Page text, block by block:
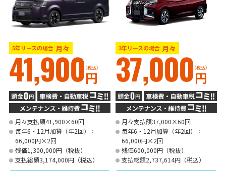
5年リースの場合 月々
41,900円
（税込）
月々支払額41,900×60回
毎年6・12月加算（年2回）：
66,000円×2回
残価1,300,000円（税抜）
支払総額3,174,000円（税込）
3年リースの場合 月々
37,000円
（税込）
月々支払額37,000×60回
毎年6・12月加算（年2回）：
66,000円×2回
残価600,000円（税抜）
支払総額2,737,614円（税込）